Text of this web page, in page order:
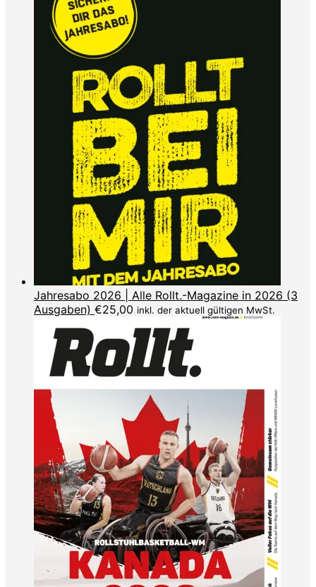
Jahresabo 2026 | Alle Rollt.-Magazine in 2026 (3
Ausgaben) €25,00 inkl. der aktuell gültigen MwSt.